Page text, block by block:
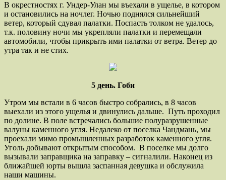
В окрестностях г. Ундер-Улан мы въехали в ущелье, в котором
и остановились на ночлег. Ночью поднялся сильнейший
ветер, который сдувал палатки. Поспасть толком не удалось,
т.к. половину ночи мы укрепляли палатки и перемещали
автомобили, чтобы прикрыть ими палатки от ветра. Ветер до
утра так и не стих.
5 день. Гоби
Утром мы встали в 6 часов быстро собрались, в 8 часов
выехали из этого ущелья и двинулись дальше. Путь проходил
по долине. В поле встречались большие полуразрушенные
валуны каменного угля. Недалеко от поселка Чандмань, мы
проехали мимо промышленных разработок каменного угля.
Уголь добывают открытым способом. В поселке мы долго
вызывали заправщика на заправку – сигналили. Наконец из
ближайшей юрты вышла заспанная девушка и обслужила
наши машины.